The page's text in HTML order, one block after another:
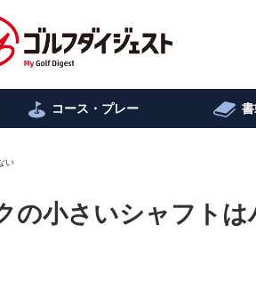
コース・プレー
い
の小さいシャフトは